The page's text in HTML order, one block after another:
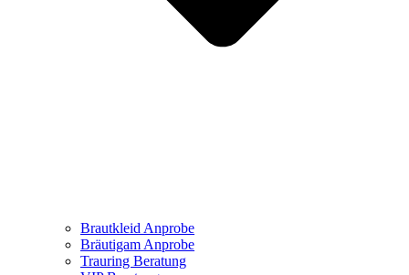
Brautkleid Anprobe
Bräutigam Anprobe
Trauring Beratung